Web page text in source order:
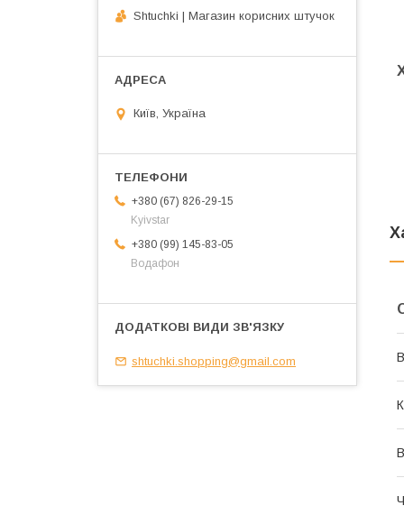
Shtuchki | Магазин корисних штучок
Київ, Україна
+380 (67) 826-29-15
Kyivstar
+380 (99) 145-83-05
Водафон
shtuchki.shopping@gmail.com